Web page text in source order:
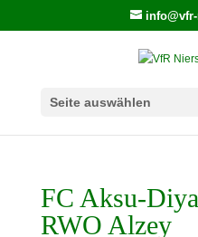
Seite auswählen
FC Aksu-
RWO Alzey